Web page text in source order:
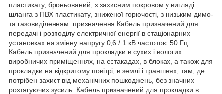
пластикату, броньований, з захисним покровом у вигляді
шланга з ПВХ пластикату, зниженої горючості, з низьким димо-
та газовиділенням. призначення Кабель призначений для
передачі і розподілу електричної енергії в стаціонарних
установках на змінну напругу 0,6 / 1 кВ частотою 50 Гц.
Кабель призначений для прокладки в сухих і вологих
виробничих приміщеннях, на естакадах, в блоках, а також для
прокладки на відкритому повітрі, в землі і траншеях, там, де
потрібен захист від механічних пошкоджень, без значних
розтягуючих зусиль. Кабель призначений для прокладки в